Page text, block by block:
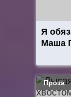
Я
Маша
Проза